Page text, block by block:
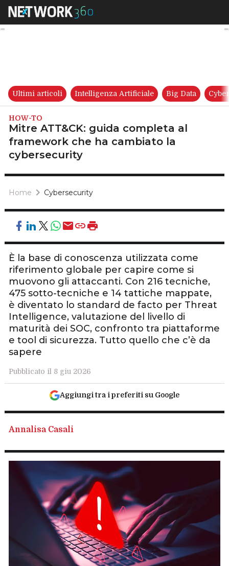
Mitre ATT&CK: guida
Ultimi articoli Intelligenza Artificiale Big Data
HOW-TO
Mitre ATT&CK: guida completa al
framework che ha cambiato la
cybersecurity
Home Cybersecurity
È la base di conoscenza utilizzata come
riferimento globale per capire come si
muovono gli attaccanti. Con 216 tecniche,
475 sotto-tecniche e 14 tattiche mappate,
è diventato lo standard de facto per Threat
Intelligence, valutazione del livello di
maturità dei SOC, confronto tra piattaforme
e tool di sicurezza. Tutto quello che c’è da
sapere
Pubblicato il 8 giu 2026
Aggiungi tra i preferiti su Google
Annalisa Casali